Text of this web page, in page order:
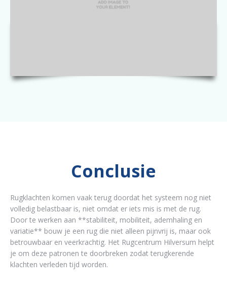
Conclusie
Rugklachten komen vaak terug doordat het systeem nog niet
volledig belastbaar is, niet omdat er iets mis is met de rug.
Door te werken aan **stabiliteit, mobiliteit, ademhaling en
variatie** bouw je een rug die niet alleen pijnvrij is, maar ook
betrouwbaar en veerkrachtig. Het Rugcentrum Hilversum helpt
je om deze patronen te doorbreken zodat terugkerende
klachten verleden tijd worden.